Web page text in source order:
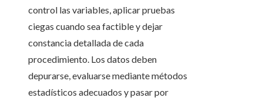
control las variables, aplicar pruebas
ciegas cuando sea factible y dejar
constancia detallada de cada
procedimiento. Los datos deben
depurarse, evaluarse mediante métodos
estadísticos adecuados y pasar por